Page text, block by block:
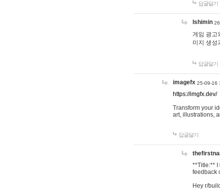
답글달기
lshimin
게임 광고
미지 생성
답글달기
imagefx 25-09-16
https://imgfx.dev/
Transform your
art, illustrations,
답글달기
**Title:** I
feedback
Hey r/